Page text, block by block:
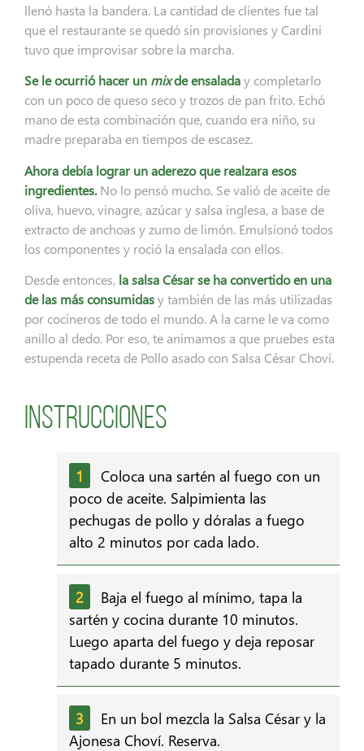
llenó hasta la bandera. La cantidad de clientes fue tal
que el restaurante se quedó sin provisiones y Cardini
tuvo que improvisar sobre la marcha.
Se le ocurrió hacer un mixde ensaladay completarlo
con un poco de queso seco y trozos de pan frito. Echó
mano de esta combinación que, cuando era niño, su
madre preparaba en tiempos de escasez.
Ahora debía lograr un aderezo que realzara esos
ingredientes.No lo pensó mucho. Se valió de aceite de
oliva, huevo, vinagre, azúcar y salsa inglesa, a base de
extracto de anchoas y zumo de limón. Emulsionó todos
los componentes y roció la ensalada con ellos.
Desde entonces, la salsa César se ha convertido en una
de las más consumidasy también de las más utilizadas
por cocineros de todo el mundo. A la carne le va como
anillo al dedo. Por eso, te animamos a que pruebes esta
estupenda receta de Pollo asado con Salsa César Choví.
Instrucciones
Coloca una sartén al fuego con un
poco de aceite. Salpimienta las
pechugas de pollo y dóralas a fuego
alto 2 minutos por cada lado.
Baja el fuego al mínimo, tapa la
sartén y cocina durante 10 minutos.
Luego aparta del fuego y deja reposar
tapado durante 5 minutos.
En un bol mezcla la Salsa César y la
Ajonesa Choví. Reserva.